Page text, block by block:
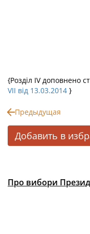
{Розділ IV доповнено
VII від 13.03.2014 }
Предыдущая
Добавить в
Про вибори